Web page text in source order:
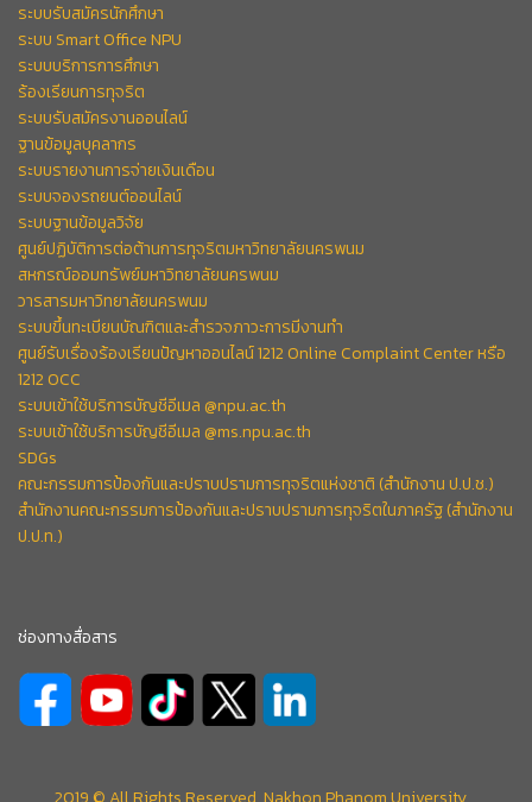
ระบบรับสมัครนักศึกษา
ระบบ Smart Office NPU
ระบบบริการการศึกษา
ร้องเรียนการทุจริต
ระบบรับสมัครงานออนไลน์
ฐานข้อมูลบุคลากร
ระบบรายงานการจ่ายเงินเดือน
ระบบจองรถยนต์ออนไลน์
ระบบฐานข้อมูลวิจัย
ศูนย์ปฏิบัติการต่อต้านการทุจริตมหาวิทยาลัยนครพนม
สหกรณ์ออมทรัพย์มหาวิทยาลัยนครพนม
วารสารมหาวิทยาลัยนครพนม
ระบบขึ้นทะเบียนบัณฑิตและสำรวจภาวะการมีงานทำ
ศูนย์รับเรื่องร้องเรียนปัญหาออนไลน์ 1212 Online Complaint Center หรือ
1212 OCC
ระบบเข้าใช้บริการบัญชีอีเมล @npu.ac.th
ระบบเข้าใช้บริการบัญชีอีเมล @ms.npu.ac.th
SDGs
คณะกรรมการป้องกันและปราบปรามการทุจริตแห่งชาติ (สำนักงาน ป.ป.ช.)
สำนักงานคณะกรรมการป้องกันและปราบปรามการทุจริตในภาครัฐ (สำนักงาน
ป.ป.ท.)
ช่องทางสื่อสาร